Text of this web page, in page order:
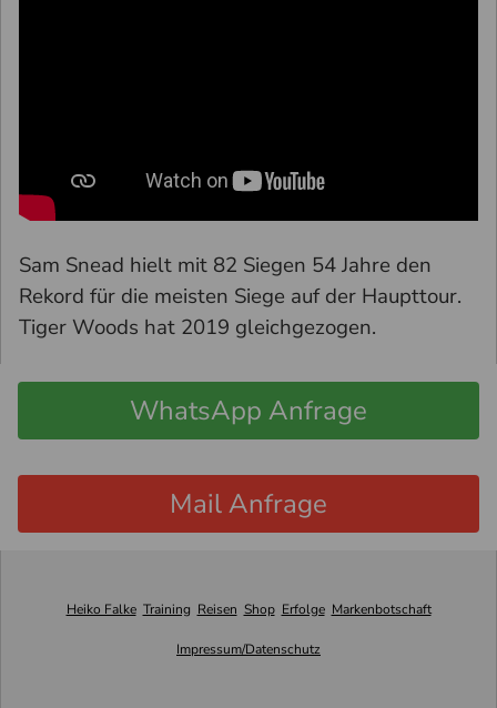
Sam Snead hielt mit 82 Siegen 54 Jahre den
Rekord für die meisten Siege auf der Haupttour.
Tiger Woods hat 2019 gleichgezogen.
WhatsApp Anfrage
Mail Anfrage
Heiko Falke Training Reisen Shop Erfolge Markenbotschaft
Impressum/Datenschutz